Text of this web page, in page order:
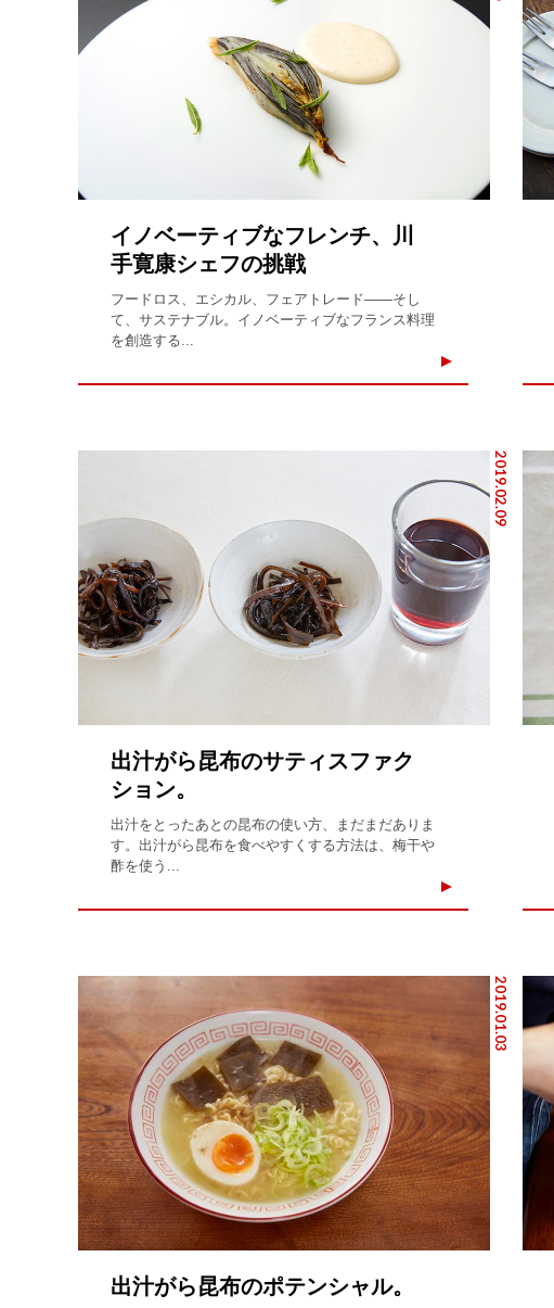
イノベーティブなフレンチ、川
手寛康シェフの挑戦
フードロス、エシカル、フェアトレード――そし
て、サステナブル。イノベーティブなフランス料理
を創造する...
2019.02.09
出汁がら昆布のサティスファク
ション。
出汁をとったあとの昆布の使い方、まだまだありま
す。出汁がら昆布を食べやすくする方法は、梅干や
酢を使う...
2019.01.03
出汁がら昆布のポテンシャル。